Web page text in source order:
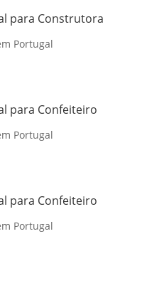
para Construtora
Portugal
para Confeiteiro
Portugal
para Confeiteiro
Portugal